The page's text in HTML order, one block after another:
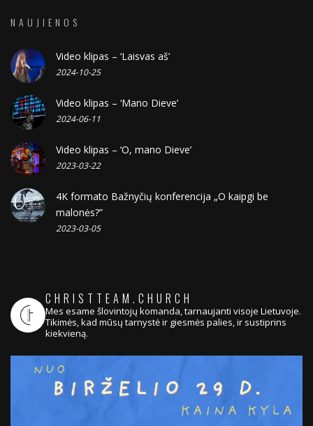
NAUJIENOS
Video klipas – ‘Laisvas aš’
2024-10-25
Video klipas – ‘Mano Dieve’
2024-06-11
Video klipas – ‘O, mano Dieve’
2023-03-22
4K formato Bažnyčių konferencija „O kaipgi be
malonės?”
2023-03-05
CHRISTTEAM.CHURCH
Mes esame šlovintojų komanda, tarnaujanti visoje Lietuvoje.
Tikimės, kad mūsų tarnystė ir giesmės palies, ir sustiprins
kiekvieną.